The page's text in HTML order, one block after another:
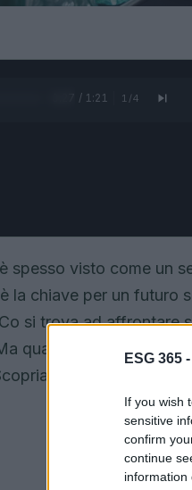
ESG 365 -
If you wish
sensitive
confirm
continue
information
0:28 / 1:21 1 /4
spesso visto come un
la chiave per un futuro
si trova ad affrontare
quali sono i passi
insieme in